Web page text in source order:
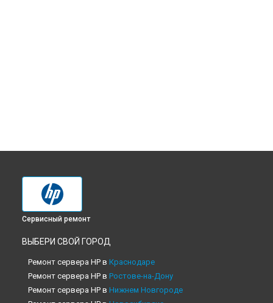
Сервисный ремонт
ВЫБЕРИ СВОЙ ГОРОД
Ремонт сервера HP в Краснодаре
Ремонт сервера HP в Ростове-на-Дону
Ремонт сервера HP в Нижнем Новгороде